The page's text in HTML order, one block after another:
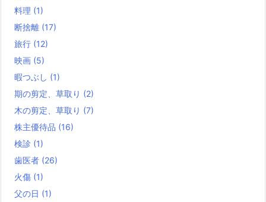
料理 (1)
断捨離 (17)
旅行 (12)
映画 (5)
暇つぶし (1)
期の剪定、草取り (2)
木の剪定、草取り (7)
株主優待品 (16)
検診 (1)
歯医者 (26)
火傷 (1)
父の日 (1)